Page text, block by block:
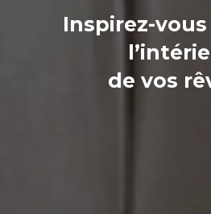
Inspirez-
de vos